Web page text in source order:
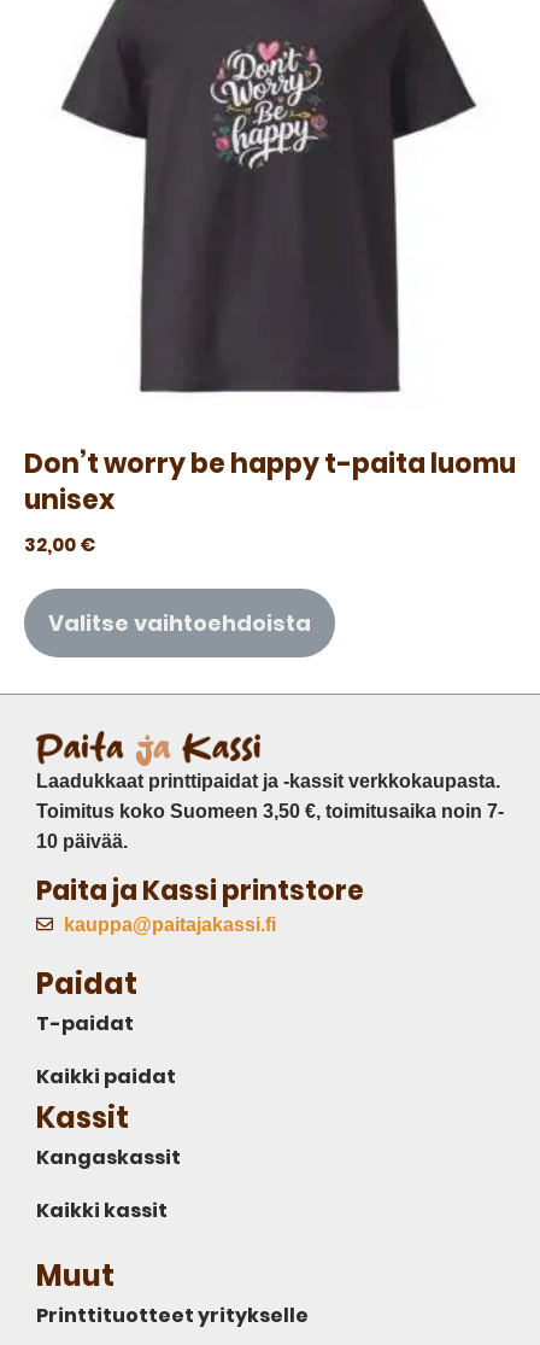
Don’t worry be happy t-paita luomu
unisex
32,00€
Valitse vaihtoehdoista
Laadukkaat printtipaidat ja -kassit verkkokaupasta.
Toimitus koko Suomeen 3,50 €, toimitusaika noin 7-
10 päivää.
Paita ja Kassi printstore
kauppa@paitajakassi.fi
Paidat
T-paidat
Kaikki paidat
Kassit
Kangaskassit
Kaikki kassit
Muut
Printtituotteet yritykselle